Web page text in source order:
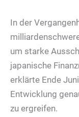
In der
um starke
japanische
erklärte Ende
Entwicklung
zu ergreifen.